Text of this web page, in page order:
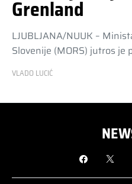
Grenland
LJUBLJANA/NUUK –
Slovenije (MORS) jutros je
VLADO LUCIĆ